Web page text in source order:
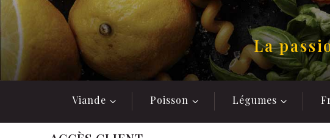
La
Viande Poisson Légumes